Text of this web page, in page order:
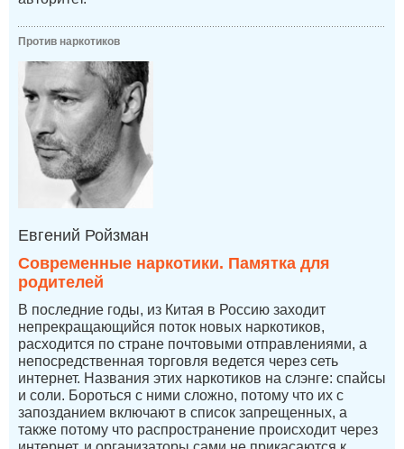
Против наркотиков
Евгений Ройзман
Современные наркотики. Памятка для
родителей
В последние годы, из Китая в Россию заходит
непрекращающийся поток новых наркотиков,
расходится по стране почтовыми отправлениями, а
непосредственная торговля ведется через сеть
интернет. Названия этих наркотиков на слэнге: спайсы
и соли. Бороться с ними сложно, потому что их с
запозданием включают в список запрещенных, а
также потому что распространение происходит через